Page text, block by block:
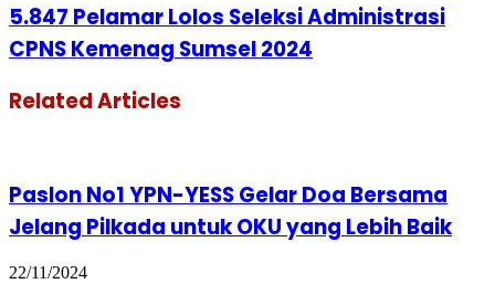
5.847 Pelamar Lolos Seleksi Administrasi
CPNS Kemenag Sumsel 2024
Related Articles
Paslon No1 YPN-YESS Gelar Doa Bersama
Jelang Pilkada untuk OKU yang Lebih Baik
22/11/2024